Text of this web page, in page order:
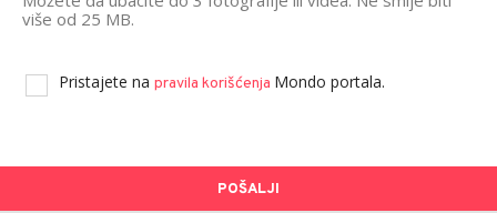
više od 25 MB.
Pristajete na pravila korišćenja Mondo portala.
POŠALJI